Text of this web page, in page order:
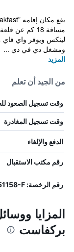
لينكس ويوفر واي
ومشغل دي في دي ...
المزيد
من الجيد أن تعلم
وقت تسجيل الصعود
وقت تسجيل المغادرة
الدفع والإلغاء
رقم مكتب الاستقبال
رقم الرخصة: HI-51158-F
المزايا
بركفاست